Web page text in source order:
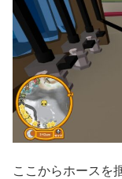
ここからホースを